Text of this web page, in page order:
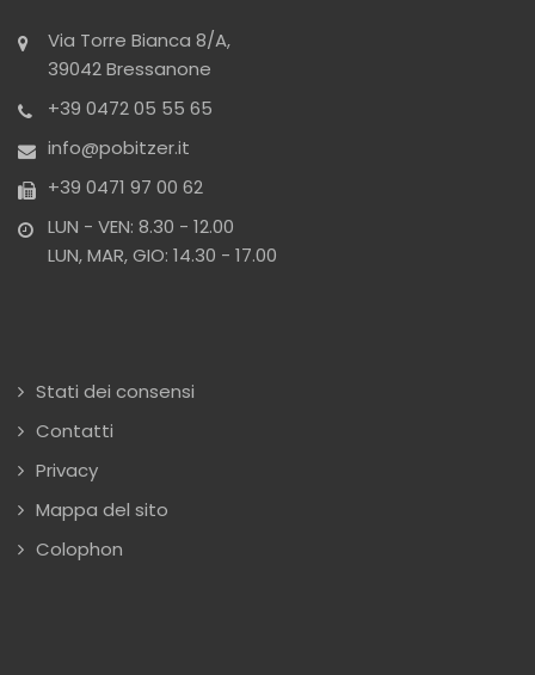
Via Torre Bianca 8/A,
39042 Bressanone
+39 0472 05 55 65
info@pobitzer.it
+39 0471 97 00 62
LUN - VEN: 8.30 - 12.00
LUN, MAR, GIO: 14.30 - 17.00
Stati dei consensi
Contatti
Privacy
Mappa del sito
Colophon